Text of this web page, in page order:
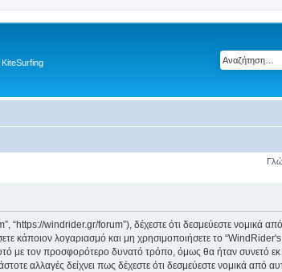
“https://windrider.gr/forum”), δέχεστε ότι δεσμεύεστε νομικά
κάποιον λογαριασμό και μη χρησιμοποιήσετε το
με τον προσφορότερο δυνατό τρόπο, όμως θα ήταν συνετό
αλλαγές δείχνει πως δέχεστε ότι δεσμεύεστε νομικά από